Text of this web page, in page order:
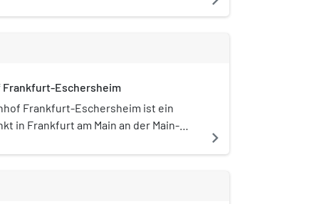
Frankfurt-Eschersheim
Frankfurt-Eschersheim ist ein
in Frankfurt am Main an der Main-
navigate_next